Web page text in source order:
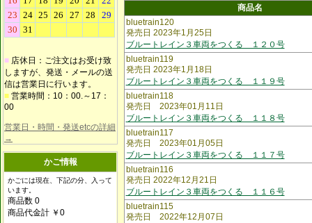
■ 店休日：ご注文はお受け致
しますが、発送・メールの送
信は営業日に行います。
■ 営業時間：10：00.～17：
00
営業日・時間・発送etcの詳細
→
かご情報
かごには現在、下記の分、入って
います。
商品数 0
商品代金計 ￥0
商品名
bluetrain120
発売日 2023年1月25日
ブルートレイン３車両をつくる １２０号
bluetrain119
発売日 2023年1月18日
ブルートレイン３車両をつくる １１９号
bluetrain118
発売日 2023年01月11日
ブルートレイン３車両をつくる １１８号
bluetrain117
発売日 2023年01月05日
ブルートレイン３車両をつくる １１７号
bluetrain116
発売日 2022年12月21日
ブルートレイン３車両をつくる １１６号
bluetrain115
発売日 2022年12月07日